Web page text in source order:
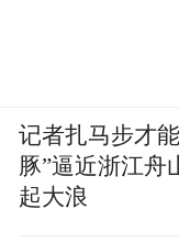
记者扎马步才
豚”逼近浙江舟
起大浪